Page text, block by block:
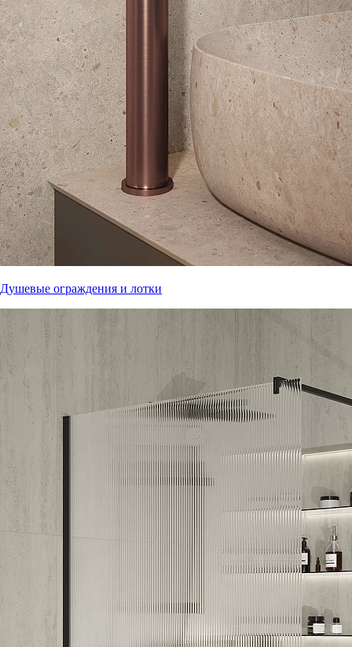
Душевые ограждения и лотки